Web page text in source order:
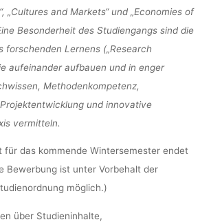
„Cultures and Markets“ und „Economies of
Besonderheit des Studiengangs sind die
forschenden Lernens („Research
aufeinander aufbauen und in enger
Methodenkompetenz,
und innovative
vermitteln.
für das kommende Wintersemester endet
Bewerbung ist unter Vorbehalt der
möglich.)
über Studieninhalte,